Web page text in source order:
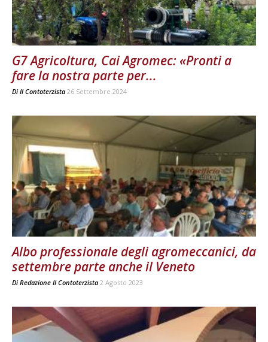
G7 Agricoltura, Cai Agromec: «Pronti a
fare la nostra parte per...
Di Il Contoterzista 26 Settembre 2024
Albo professionale degli agromeccanici, da
settembre parte anche il Veneto
Di Redazione Il Contoterzista 2 Agosto 2023